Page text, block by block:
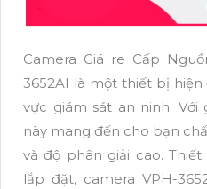
Camera Giá re Cấp
3652AI là một thiết bị
vực giám sát an ninh. Với
này mang đến cho bạn
và độ phân giải cao.
lắp đặt, camera VPH-